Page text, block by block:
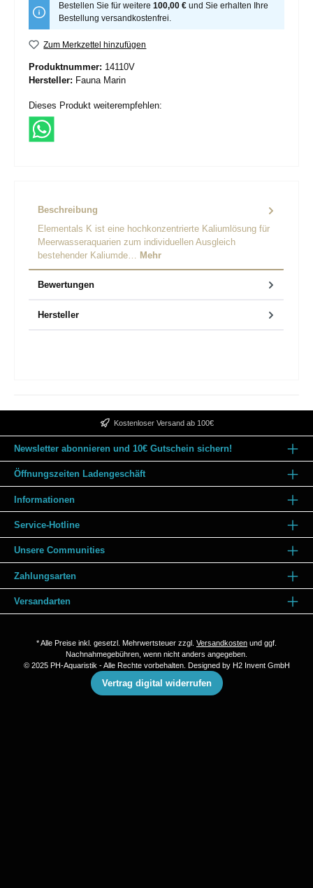
Bestellen Sie für weitere100,00 € und Sie erhalten Ihre
Bestellung versandkostenfrei.
Zum Merkzettel hinzufügen
Produktnummer: 14110V
Hersteller: Fauna Marin
Dieses Produkt weiterempfehlen:
Beschreibung
Elementals K ist eine hochkonzentrierte Kaliumlösung für
Meerwasseraquarien zum individuellen Ausgleich
bestehender Kaliumde… Mehr
Bewertungen
Hersteller
Kostenloser Versand ab 100€
Newsletter abonnieren und 10€ Gutschein sichern!
Öffnungszeiten Ladengeschäft
Informationen
Service-Hotline
Unsere Communities
Zahlungsarten
Versandarten
* Alle Preise inkl. gesetzl. Mehrwertsteuer zzgl. Versandkosten und ggf.
Nachnahmegebühren, wenn nicht anders angegeben.
© 2025 PH-Aquaristik - Alle Rechte vorbehalten. Designed by H2 Invent GmbH
Vertrag digital widerrufen